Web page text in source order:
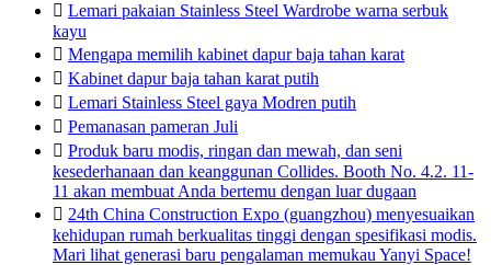
 Lemari pakaian Stainless Steel Wardrobe warna serbuk
kayu
 Mengapa memilih kabinet dapur baja tahan karat
 Kabinet dapur baja tahan karat putih
 Lemari Stainless Steel gaya Modren putih
 Pemanasan pameran Juli
 Produk baru modis, ringan dan mewah, dan seni
kesederhanaan dan keanggunan Collides. Booth No. 4.2. 11-
11 akan membuat Anda bertemu dengan luar dugaan
 24th China Construction Expo (guangzhou) menyesuaikan
kehidupan rumah berkualitas tinggi dengan spesifikasi modis.
Mari lihat generasi baru pengalaman memukau Yanyi Space!